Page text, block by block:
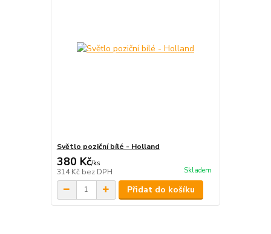
Světlo poziční bílé - Holland
380 Kč/ks
314 Kč bez DPH Skladem
Přidat do košíku